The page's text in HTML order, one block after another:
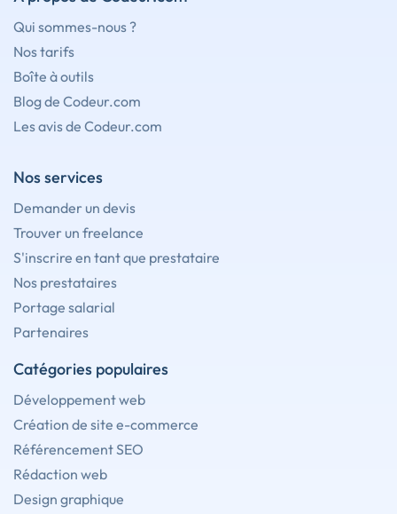
Qui sommes-nous ?
Nos tarifs
Boîte à outils
Blog de Codeur.com
Les avis de Codeur.com
Nos services
Demander un devis
Trouver un freelance
S'inscrire en tant que prestataire
Nos prestataires
Portage salarial
Partenaires
Catégories populaires
Développement web
Création de site e-commerce
Référencement SEO
Rédaction web
Design graphique